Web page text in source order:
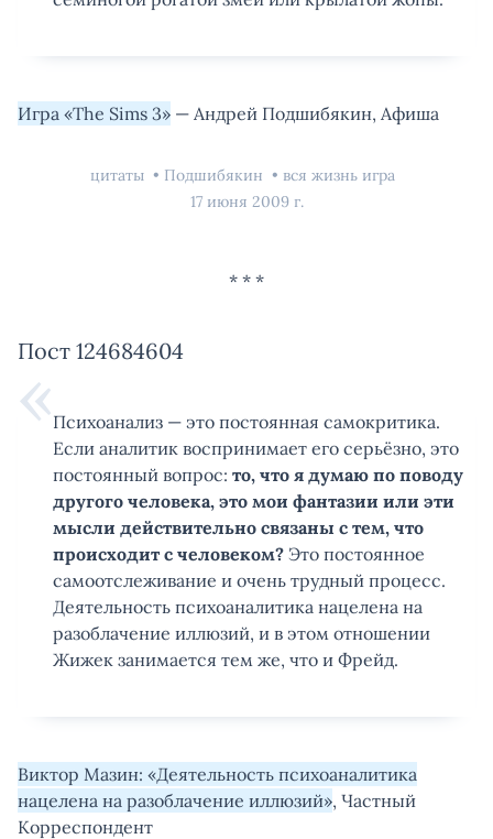
Игра «The Sims 3» — Андрей Подшибякин, Афиша
цитаты Подшибякин
вся жизнь игра
17 июня 2009 г.
Пост 124684604
Психоанализ — это постоянная самокритика.
Если аналитик воспринимает его серьёзно, это
постоянный вопрос: то, что я думаю по поводу
другого человека, это мои фантазии или эти
мысли действительно связаны с тем, что
происходит с человеком? Это постоянное
самоотслеживание и очень трудный процесс.
Деятельность психоаналитика нацелена на
разоблачение иллюзий, и в этом отношении
Жижек занимается тем же, что и Фрейд.
Виктор Мазин: «Деятельность психоаналитика
нацелена на разоблачение иллюзий», Частный
Корреспондент